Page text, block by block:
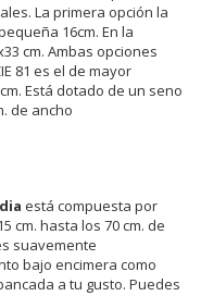
La primera opción la
16cm. En la
cm. Ambas opciones
81 es el de mayor
Está dotado de un seno
de ancho
está compuesta por
cm. hasta los 70 cm. de
suavemente
bajo encimera como
a tu gusto. Puedes